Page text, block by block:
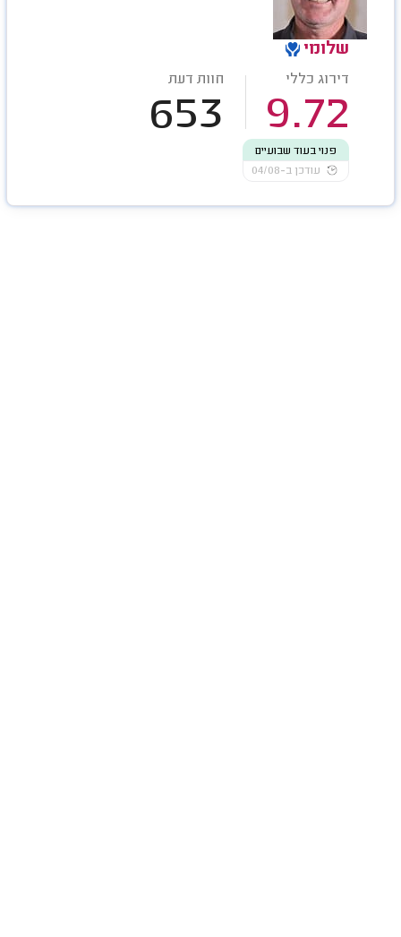
שלומי
דירוג כללי
9.72
חוות דעת
653
פנוי בעוד שבועיים
עודכן ב-04/08